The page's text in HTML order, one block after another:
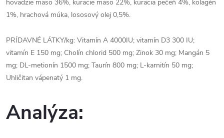
hovädzie mäso 36%, kuracie mäso 22%, kuracia pečeň 4%, kolagén
1%, hrachová múka, lososový olej 0,5%.
PRÍDAVNÉ LÁTKY/kg: Vitamín A 4000IU; vitamín D3 300 IU;
vitamín E 150 mg; Cholín chlorid 500 mg; Zinok 30 mg; Mangán 5
mg; DL-metionín 1500 mg; Taurín 800 mg; L-karnitín 50 mg;
Uhličitan vápenatý 1 mg.
Analýza: